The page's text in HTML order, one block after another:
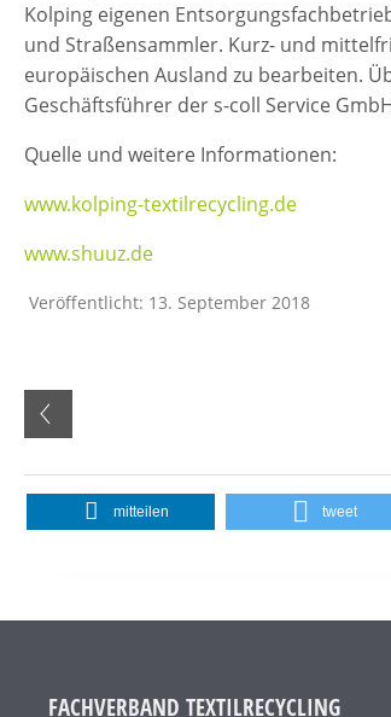
Kolping eigenen
und Straßensammler. Kurz- und
europäischen Ausland zu bearbeiten.
Geschäftsführer der s-coll Service
Quelle und weitere Informationen:
www.kolping-textilrecycling.de
www.shuuz.de
Veröffentlicht: 13. September 2018
mitteilen tweet
FACHVERBAND TEXTILRECYCLING